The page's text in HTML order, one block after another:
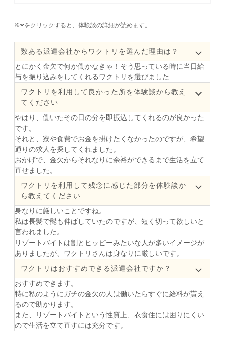
※ をクリックすると、体験談の詳細が読めます。
数ある派遣会社からワクトリを選んだ理由は？
とにかく金欠で何か働かなきゃ！そう思っている時に当日給
与を振り込みをしてくれるワクトリを選びました
ワクトリを利用して良かった所を体験談から教え
てください
やはり、働いたその日の分を即振込してくれるのが良かった
です。
それと、寮や食費でお金を掛けたくなかったのですが、希望
通りの求人を探してくれました。
おかげで、金欠からそれなりに余裕ができるまで生活を立て
直せました。
ワクトリを利用して残念に感じた部分を体験談か
ら教えてください
身なりに厳しいことですね。
私は長髪で髭も伸ばしていたのですが、短く切って欲しいと
言われました。
リゾートバイトは割とヒッピーみたいな人が多いイメージが
ありましたが、ワクトリさんは身なりに厳しいです。
ワクトリはおすすめできる派遣会社ですか？
おすすめできます。
特に私のようにガチの金欠の人は働いたらすぐに給料が貰え
るので助かります。
また、リゾートバイトという性質上、衣食住には困りにくい
ので生活を立て直すには充分です。